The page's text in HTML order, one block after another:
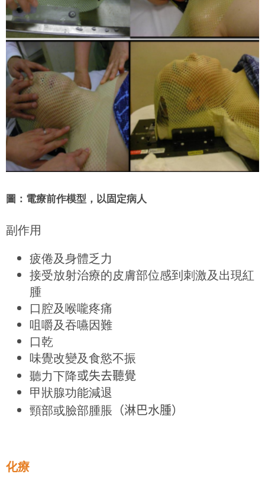
圖：電療前作模型，以固定病人
副作用
疲倦及身體乏力
接受放射治療的皮膚部位感到刺激及出現紅
腫
口腔及喉嚨疼痛
咀嚼及吞嚥因難
口乾
味覺改變及食慾不振
聽力下降或失去聽覺
甲狀腺功能減退
頸部或臉部腫脹 （淋巴水腫）
化療